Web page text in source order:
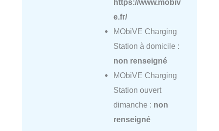
https://www.mobiv
e.fr/
MObiVE Charging
Station à domicile :
non renseigné
MObiVE Charging
Station ouvert
dimanche : non
renseigné